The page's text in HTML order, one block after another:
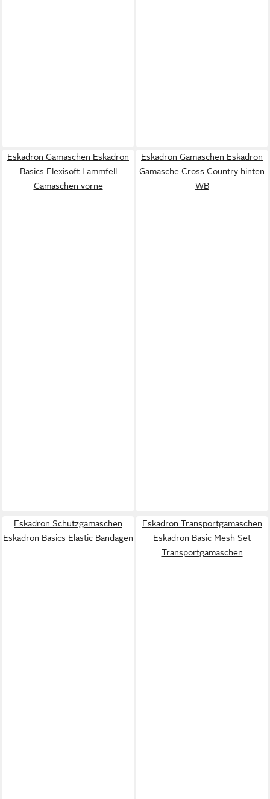
Eskadron Gamaschen Eskadron
Basics Flexisoft Lammfell
Gamaschen vorne
Eskadron Gamaschen Eskadron
Gamasche Cross Country hinten
WB
Eskadron Schutzgamaschen
Eskadron Basics Elastic Bandagen
Eskadron Transportgamaschen
Eskadron Basic Mesh Set
Transportgamaschen